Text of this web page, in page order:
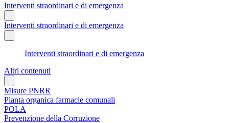
Interventi straordinari e di emergenza
Interventi straordinari e di emergenza
Interventi straordinari e di emergenza
Altri contenuti
Misure PNRR
Pianta organica farmacie comunali
POLA
Prevenzione della Corruzione